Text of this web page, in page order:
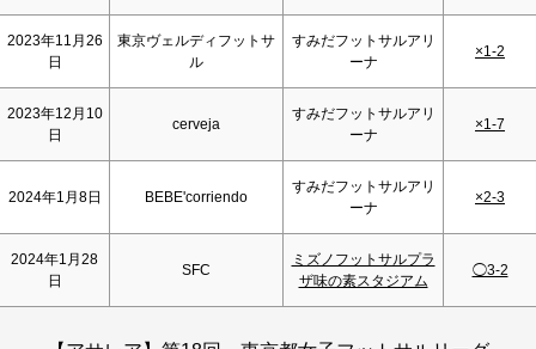
2023年11月26
日
東京ヴェルディフットサ
ル
すみだフットサルアリ
ーナ
×1-2
2023年12月10
日
cerveja
すみだフットサルアリ
ーナ
×1-7
2024年1月8日 BEBE'corriendo
すみだフットサルアリ
ーナ
×2-3
2024年1月28
日
SFC
ミズノフットサルプラ
ザ味の素スタジアム
◯3-2